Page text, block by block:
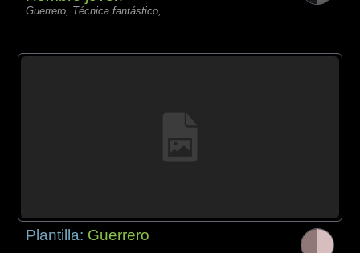
Guerrero, Técnica fantástico,
Plantilla: Guerrero